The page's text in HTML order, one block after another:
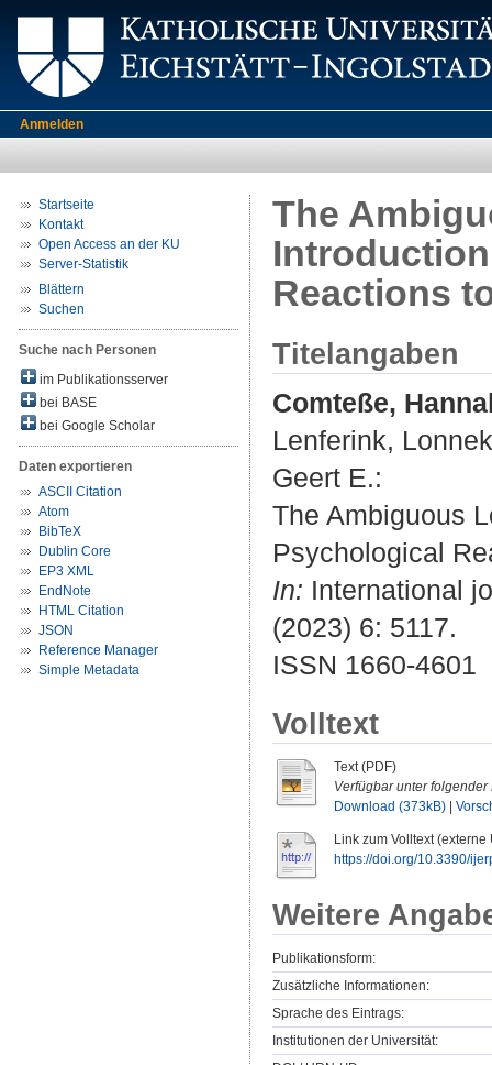
Anmelden
Startseite
Kontakt
Open Access an der KU
Server-Statistik
Blättern
Suchen
Suche nach Personen
im Publikationsserver
bei BASE
bei Google Scholar
Daten exportieren
ASCII Citation
Atom
BibTeX
Dublin Core
EP3 XML
EndNote
HTML Citation
JSON
Reference Manager
Simple Metadata
The
Reactions
Titelangaben
Comteße,
Lenferink,
Geert E.:
The Ambiguous
Psychological
In: International
(2023) 6: 5117.
ISSN 1660-4601
Volltext
Text (PDF)
Verfügbar unter folgender
Download (373kB)
Link zum Volltext (externe
https://doi.org/10.3390/
Weitere
Publikationsform:
Zusätzliche Informationen:
Sprache des Eintrags:
Institutionen der Universität: